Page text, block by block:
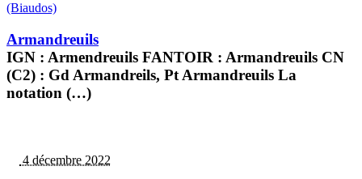
(Biaudos)
Armandreuils
IGN : Armendreuils FANTOIR : Armandreuils CN
(C2) : Gd Armandreils, Pt Armandreuils La
notation (…)
4 décembre 2022